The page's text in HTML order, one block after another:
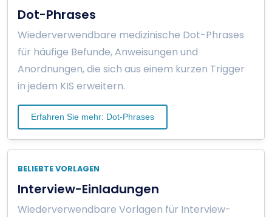
Dot-Phrases
Wiederverwendbare medizinische Dot-Phrases
für häufige Befunde, Anweisungen und
Anordnungen, die sich aus einem kurzen Trigger
in jedem KIS erweitern.
Erfahren Sie mehr: Dot-Phrases
BELIEBTE VORLAGEN
Interview-Einladungen
Wiederverwendbare Vorlagen für Interview-